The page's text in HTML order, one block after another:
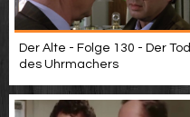
Der Alte - Folge 130 - Der Tod
des Uhrmachers